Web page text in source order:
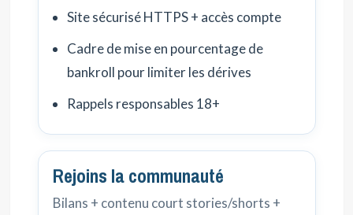
Site sécurisé HTTPS + accès compte
Cadre de mise en pourcentage de
bankroll pour limiter les dérives
Rappels responsables 18+
Rejoins la communauté
Bilans + contenu court stories/shorts +